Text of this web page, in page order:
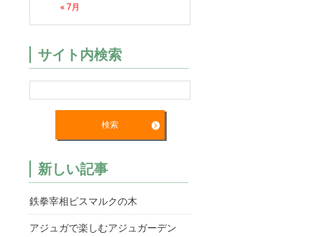
« 7月
サイト内検索
新しい記事
鉄拳宰相ビスマルクの木
アジュガで楽しむアジュガーデン